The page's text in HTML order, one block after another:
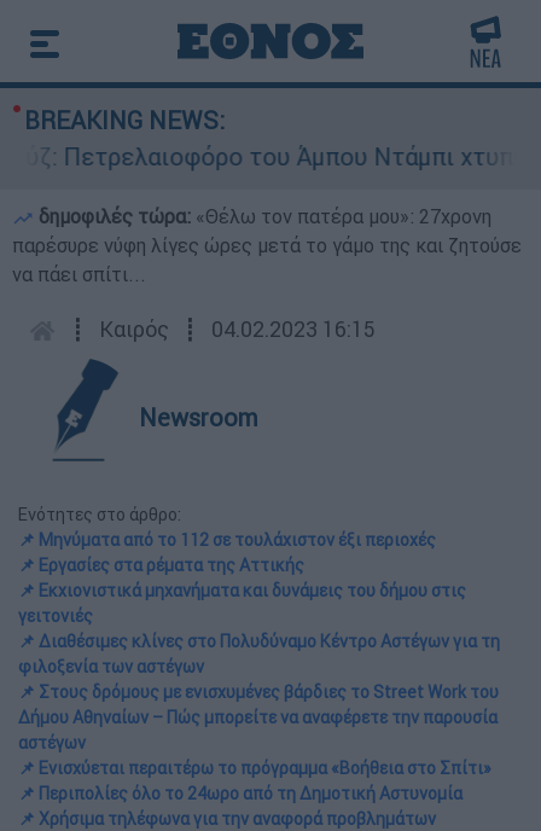
BREAKING NEWS:
του Άμπου Ντάμπι χτυπήθηκε από
δημοφιλές τώρα: «Θέλω τον πατέρα μου»: 27χρονη
παρέσυρε νύφη λίγες ώρες μετά το γάμο της και ζητούσε
να πάει σπίτι...
┋ Καιρός ┋ 04.02.2023 16:15
Newsroom
Ενότητες στο άρθρο:
📌 Μηνύματα από το 112 σε τουλάχιστον έξι περιοχές
📌 Εργασίες στα ρέματα της Αττικής
📌 Εκχιονιστικά μηχανήματα και δυνάμεις του δήμου στις
γειτονιές
📌 Διαθέσιμες κλίνες στο Πολυδύναμο Κέντρο Αστέγων για τη
φιλοξενία των αστέγων
📌 Στους δρόμους με ενισχυμένες βάρδιες το Street Work του
Δήμου Αθηναίων – Πώς μπορείτε να αναφέρετε την παρουσία
αστέγων
📌 Ενισχύεται περαιτέρω το πρόγραμμα «Βοήθεια στο Σπίτι»
📌 Περιπολίες όλο το 24ωρο από τη Δημοτική Αστυνομία
📌 Χρήσιμα τηλέφωνα για την αναφορά προβλημάτων